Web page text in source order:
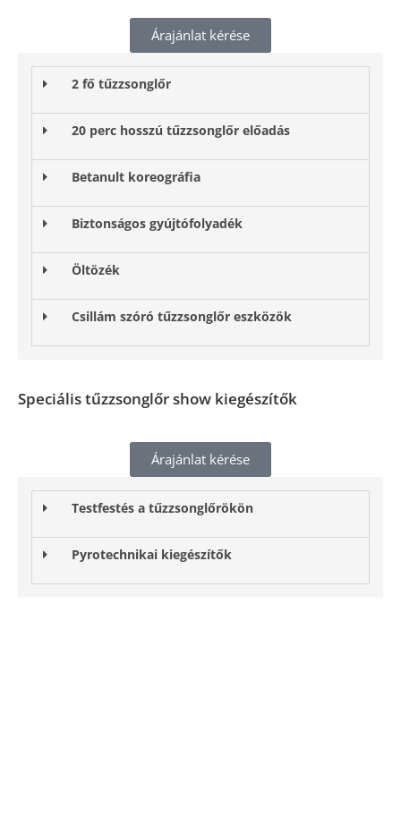
Árajánlat kérése
2 fő tűzzsonglőr
20 perc hosszú tűzzsonglőr előadás
Betanult koreográfia
Biztonságos gyújtófolyadék
Öltözék
Csillám szóró tűzzsonglőr eszközök
Speciális tűzzsonglőr show kiegészítők
Árajánlat kérése
Testfestés a tűzzsonglőrökön
Pyrotechnikai kiegészítők